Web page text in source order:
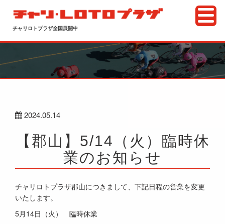
チャリロトプラザ全国展開中
2024.05.14
【郡山】5/14（火）臨時休
業のお知らせ
チャリロトプラザ郡山につきまして、下記日程の営業を変更
いたします。
5月14日（火） 臨時休業